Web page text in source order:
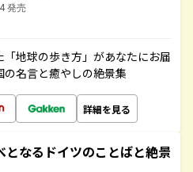
発売
地球の歩き方」があなたにお届
名言と癒やしの絶景集
詳細を見る
となるドイツのことばと絶景